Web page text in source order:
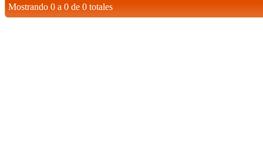
Mostrando 0 a 0 de 0 totales